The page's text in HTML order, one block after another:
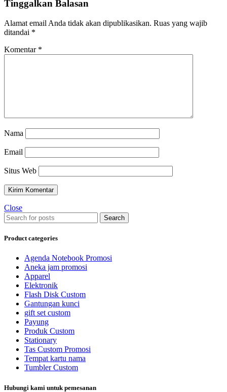
Tinggalkan Balasan
Alamat email Anda tidak akan dipublikasikan. Ruas yang wajib
ditandai *
Komentar *
Nama
Email
Situs Web
Close
Search
Product categories
Agenda Notebook Promosi
Aneka jam promosi
Apparel
Elektronik
Flash Disk Custom
Gantungan kunci
gift set custom
Payung
Produk Custom
Stationary
Tas Custom Promosi
Tempat kartu nama
Tumbler Custom
Hubungi kami untuk pemesanan